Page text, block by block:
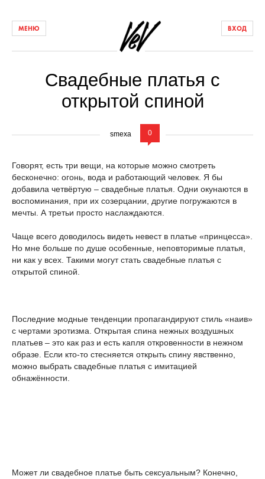
ВХОД
МЕНЮ
Свадебные платья с
открытой спиной
smexa 0
Говорят, есть три вещи, на которые можно смотреть
бесконечно: огонь, вода и работающий человек. Я бы
добавила четвёртую – свадебные платья. Одни окунаются в
воспоминания, при их созерцании, другие погружаются в
мечты. А третьи просто наслаждаются.
Чаще всего доводилось видеть невест в платье «принцесса».
Но мне больше по душе особенные, неповторимые платья,
ни как у всех. Такими могут стать свадебные платья с
открытой спиной.
Последние модные тенденции пропагандируют стиль «наив»
с чертами эротизма. Открытая спина нежных воздушных
платьев – это как раз и есть капля откровенности в нежном
образе. Если кто-то стесняется открыть спину явственно,
можно выбрать свадебные платья с имитацией
обнажённости.
Может ли свадебное платье быть сексуальным? Конечно,